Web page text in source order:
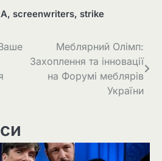
, screenwriters, strike
Меблярний Олімп:
Захоплення та інновації
на Форумі меблярів
України